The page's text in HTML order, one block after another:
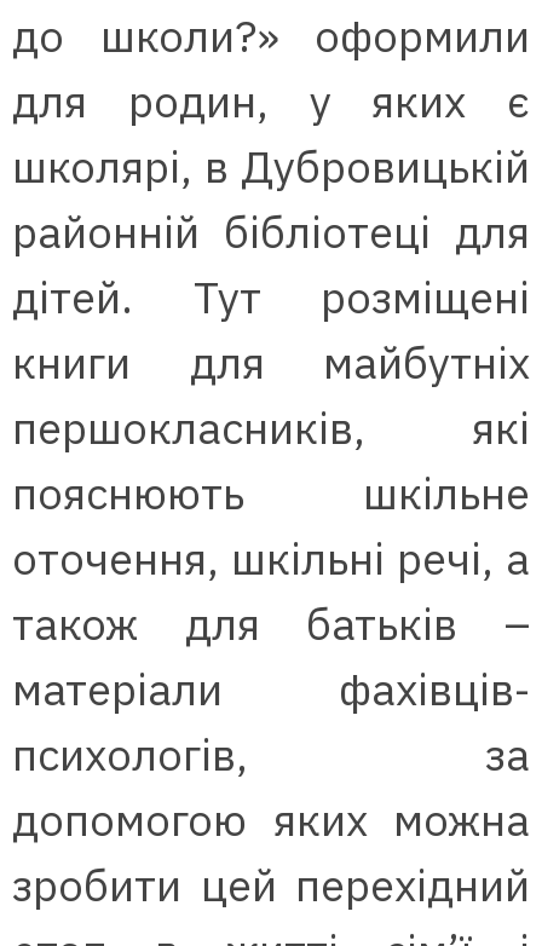
до школи?» оформили
для родин, у яких є
школярі, в Дубровицькій
районній бібліотеці для
дітей. Тут розміщені
книги для майбутніх
першокласників, які
пояснюють шкільне
оточення, шкільні речі, а
також для батьків –
матеріали фахівців-
психологів, за
допомогою яких можна
зробити цей перехідний